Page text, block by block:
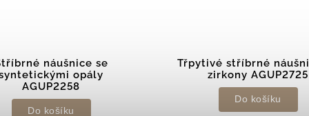
stříbrné náušnice se
zirkony AGUP2725
Do košíku
Elegantní podélné
náušnice
Detail